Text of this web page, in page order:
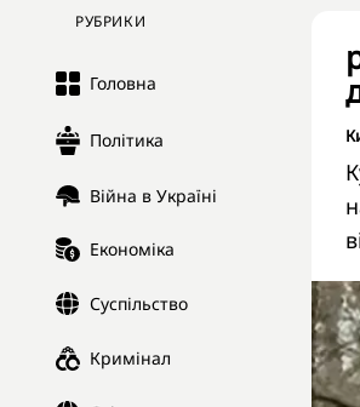
РУБРИКИ
Головна
Політика
Війна в Україні
Економіка
Суспільство
Кримінал